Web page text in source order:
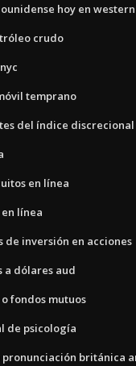
hoy en
crudo
temprano
del índice
en línea
línea
de inversión en acciones
a dólares aud
fondos mutuos
de psicología
británica